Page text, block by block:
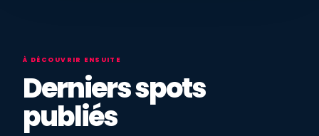
À DÉCOUVRIR ENSUITE
Derniers spots
publiés